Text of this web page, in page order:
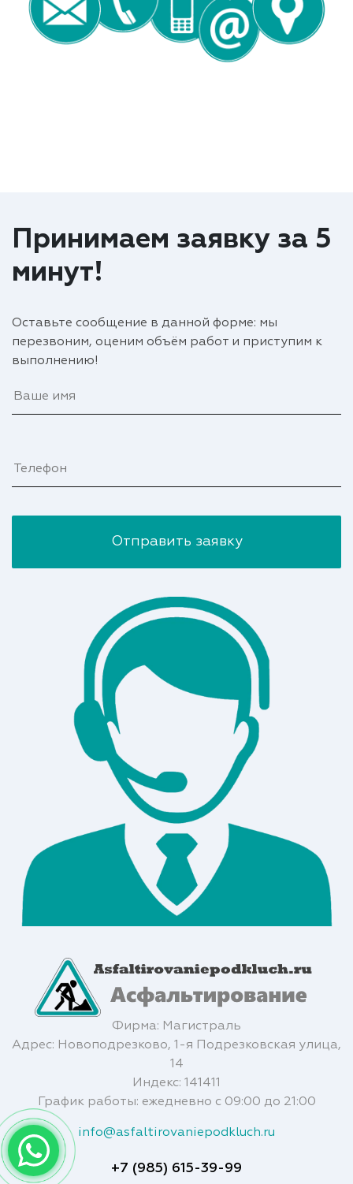
Принимаем заявку за 5
минут!
Оставьте сообщение в данной форме: мы
перезвоним, оценим объём работ и приступим к
выполнению!
Фирма: Магистраль
Адрес: Новоподрезково, 1-я Подрезковская улица,
14
Индекс: 141411
График работы: ежедневно с 09:00 до 21:00
info@asfaltirovaniepodkluch.ru
+7 (985) 615-39-99